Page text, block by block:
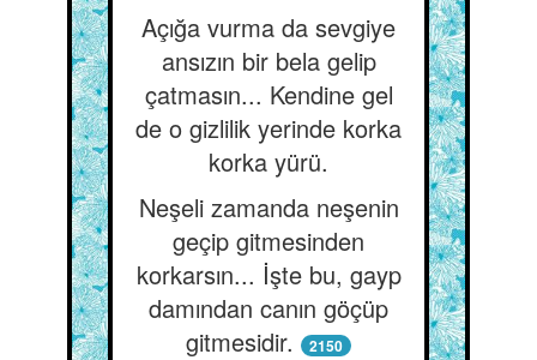
Açığa vurma da sevgiye
ansızın bir bela gelip
çatmasın... Kendine gel
de o gizlilik yerinde korka
korka yürü.
Neşeli zamanda neşenin
geçip gitmesinden
korkarsın... İşte bu, gayp
damından canın göçüp
gitmesidir.
2150